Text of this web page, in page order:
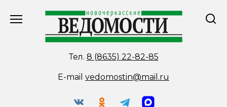
Тел. 8 (8635) 22-82-85
E-mail vedomostin@mail.ru